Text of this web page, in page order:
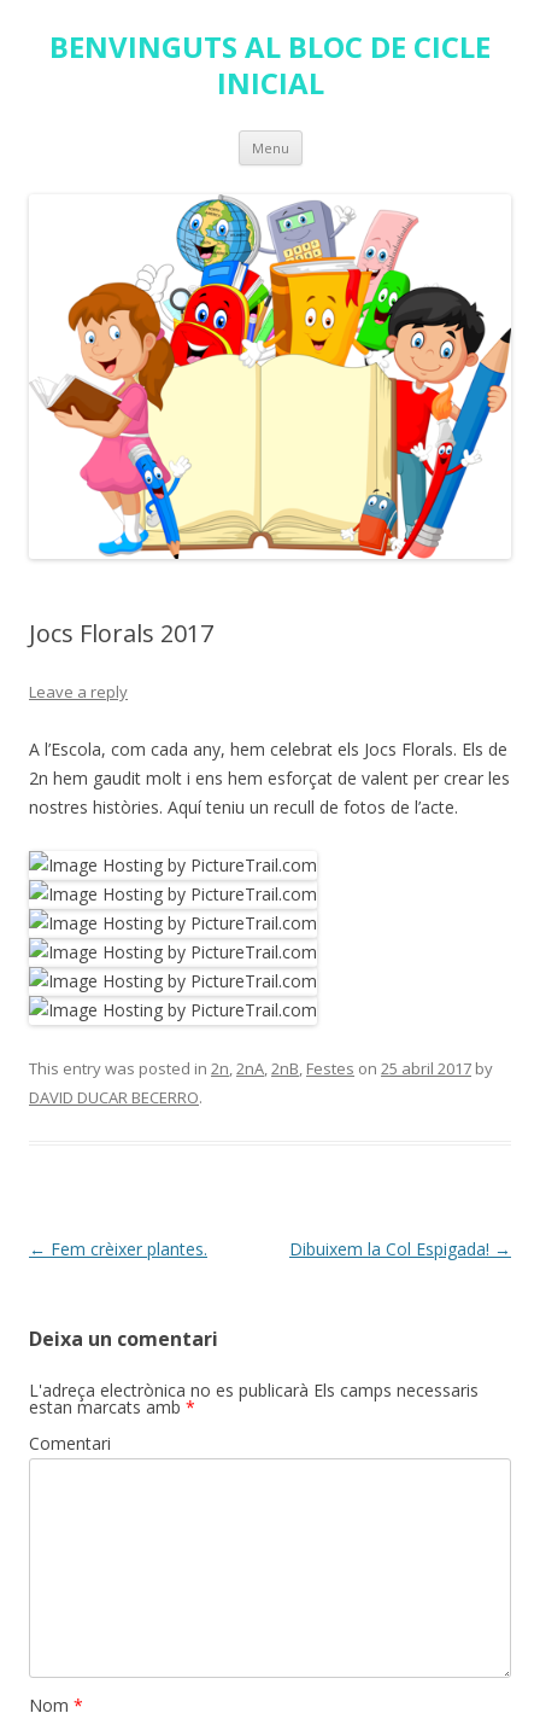
BENVINGUTS AL BLOC DE CICLE
INICIAL
Menu Skip
content
Jocs Florals 2017
Leave a reply
A l’Escola, com cada any, hem celebrat els Jocs Florals. Els de
2n hem gaudit molt i ens hem esforçat de valent per crear les
nostres històries. Aquí teniu un recull de fotos de l’acte.
This entry was posted in 2n,2nA,2nB, Festes on 25 abril 2017 by
DAVID DUCAR BECERRO.
Post
← Fem crèixer plantes. Dibuixem la Col Espigada! →
Deixa un comentari
L'adreça electrònica no es publicarà Els camps necessaris
estan marcats amb *
Comentari
Nom *